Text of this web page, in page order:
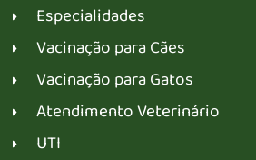
Especialidades
Vacinação para Cães
Vacinação para Gatos
Atendimento Veterinário
UTI